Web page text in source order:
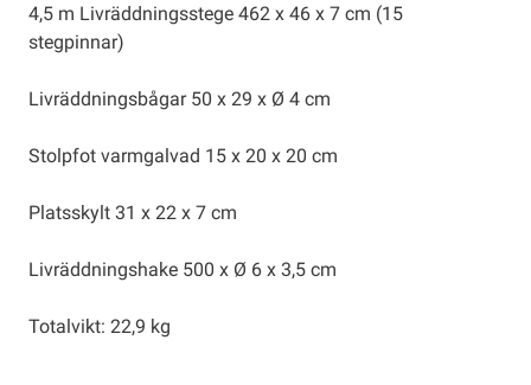
4,5 m Livräddningsstege 462 x 46 x 7 cm (15
stegpinnar)
Livräddningsbågar 50 x 29 x Ø 4 cm
Stolpfot varmgalvad 15 x 20 x 20 cm
Platsskylt 31 x 22 x 7 cm
Livräddningshake 500 x Ø 6 x 3,5 cm
Totalvikt: 22,9 kg